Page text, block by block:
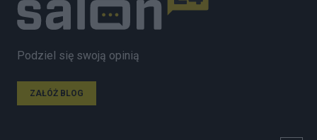
Podziel się swoją opinią
ZAŁÓŻ BLOG